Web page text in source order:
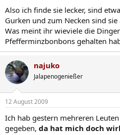
Also ich finde sie lecker, sind
Gurken und zum Necken sind
Was meint ihr wieviele die
Pfefferminzbonbons gehalten
najuko
Jalapenogenießer
12 August 2009
Ich hab gestern mehreren
gegeben, da hat mich doch